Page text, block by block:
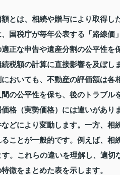
とは、相続や贈与により取得
国税庁が毎年公表する「路線
正な申告や遺産分割の公平性を
税額の計算に直接影響を及ぼし
おいても、不動産の評価額は
の公平性を保ち、後のトラブル
格（実勢価格）には違いがあ
どにより変動します。一方、
ことが一般的です。例えば、
。これらの違いを理解し、適切
徴をまとめた表を示します。